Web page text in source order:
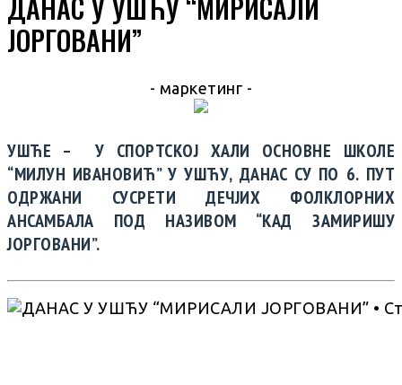
ЈОРГОВАНИ”
- маркетинг -
УШЋЕ – У СПОРТСКОЈ ХАЛИ ОСНОВНЕ ШКОЛЕ
“МИЛУН ИВАНОВИЋ” У УШЋУ, ДАНАС СУ ПО 6. ПУТ
ОДРЖАНИ СУСРЕТИ ДЕЧЈИХ ФОЛКЛОРНИХ
АНСАМБАЛА ПОД НАЗИВОМ “КАД ЗАМИРИШУ
ЈОРГОВАНИ”.